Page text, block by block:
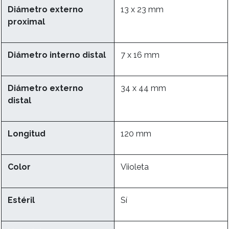
Diámetro externo
proximal
13 x 23 mm
Diámetro interno distal 7 x 16 mm
Diámetro externo
distal
34 x 44 mm
Longitud 120 mm
Color Viioleta
Estéril Sí